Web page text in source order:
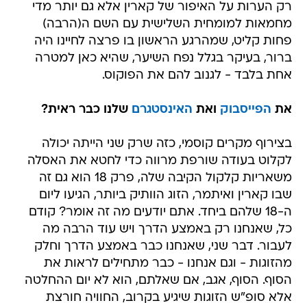
רק הערות על האיפור של קארין אלא גם יותר מדי
מחמאות למומחית השלישית עם השם ה(הרבה)
פחות קליט, שמהרגע הראשון בו פרצה לחיינו היה
ברור, בעיקר בגלל נפח השיער, שהיא כאן למטרה
אחת בלבד - לגנוב להם את הפוקוס.
את הפייסבוק ואת האינסטגרם שלנו כבר ראית?
בצירוף מקרים קוסמי, כזה שרק שני הייתה יכולה
לקלוט בעודה שורפת מרווה כדי לחטא את האסלה
משאריות קלקול הקיבה שלה, פרק 18 הוא גם זה
שבו קארין ואיתמר, הזוג הוותיק ביותר, הגיעו ליום
ה-18 שלהם ביחד. אתם יודעים מה זה אומר? קודם
כל, שאנחנו רק באמצע הדרך ויש עוד הרבה מה
לעבור. דבר שני, שאנחנו כבר באמצע הדרך וחלק
מהזוגות - וגם אנחנו - כבר מתחילים לראות את
הסוף. הסוף, אגב, אם שאלתם, הוא לא יום ההחלטה
אלא סופ"ש הזוגות שיגיע בקרוב, החוויה חורצת